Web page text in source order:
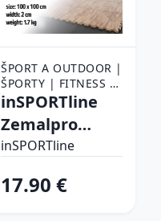
ŠPORT A OUTDOOR |
ŠPORTY | FITNESS |
POMÔCKY NA
PODLOŽKY NA
CVIČENIE
inSPORTline
Zemalpro
motív dreva
inSPORTline
17.90 €